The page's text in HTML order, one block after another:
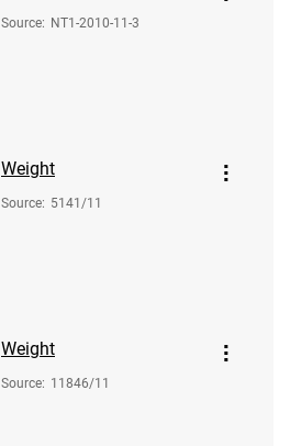
Source: NT1-2010-11-3
Weight
Source: 5141/11
Weight
Source: 11846/11